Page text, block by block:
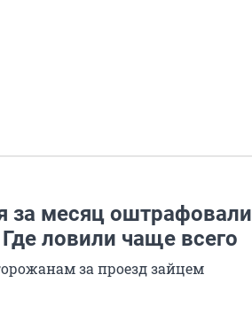
за месяц оштрафовали
ловили чаще всего
за проезд зайцем